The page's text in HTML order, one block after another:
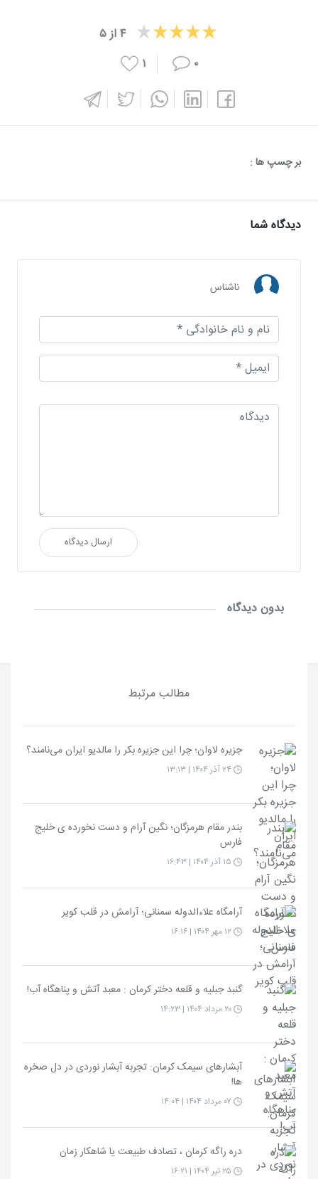
۴از۵
۰
۱
بر چسپ ها :
دیدگاه شما
ناشناس
ارسال دیدگاه
بدون دیدگاه
مطالب مرتبط
جزیره لاوان؛ چرا این جزیره بکر را مالدیو ایران می‌نامند؟
بندر مقام هرمزگان؛ نگین آرام و دست نخورده ی خلیج
فارس
آرامگاه علاءالدوله سمنانی؛ آرامش در قلب کویر
گنبد جبلیه و قلعه دختر کرمان : معبد آتش و پناهگاه آب!
آبشارهای سیمک کرمان: تجربه آبشار نوردی در دل صخره
ها!
دره راگه کرمان ، تصادف طبیعت یا شاهکار زمان